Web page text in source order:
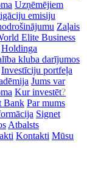
Uzņēmējiem
emisiju
Zaļais
Elite Business
Holdinga
kluba darījumos
Investīciju portfeļa
Jums var
Kur investēt?
Bank Par mums
Signet
Atbalsts
Kontakti Mūsu